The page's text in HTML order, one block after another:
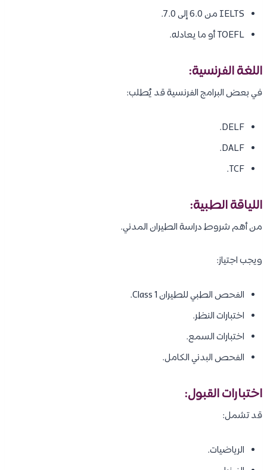
IELTS من 6.0 إلى 7.0.
TOEFL أو ما يعادله.
اللغة الفرنسية:
في بعض البرامج الفرنسية قد يُطلب:
DELF.
DALF.
TCF.
اللياقة الطبية:
من أهم شروط دراسة الطيران المدني.
ويجب اجتياز:
الفحص الطبي للطيران Class 1.
اختبارات النظر.
اختبارات السمع.
الفحص البدني الكامل.
اختبارات القبول:
قد تشمل:
الرياضيات.